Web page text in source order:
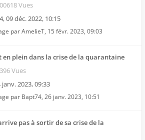
Vues
,09 déc. 2022, 10:15
parAmelieT, 15 févr. 2023, 09:03
en plein dans la crise de la quarantaine
Vues
janv. 2023, 09:33
par Bapt74, 26 janv. 2023, 10:51
pas à sortir de sa crise de la